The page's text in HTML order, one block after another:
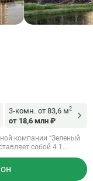
3-комн. от 83,6 м2
от 18,6 млн ₽
компании “Зеленый
собой 4 1...